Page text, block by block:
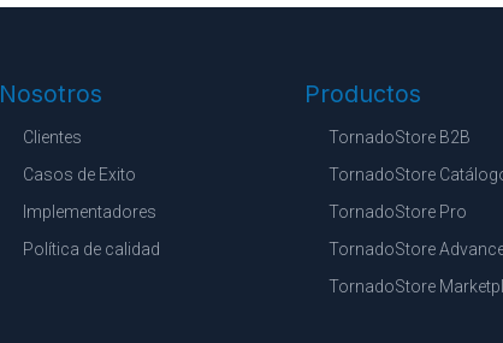
Nosotros
Clientes
Casos de Exito
Implementadores
Política de calidad
Productos
TornadoStore B2B
TornadoStore
TornadoStore Pro
TornadoStore
TornadoStore